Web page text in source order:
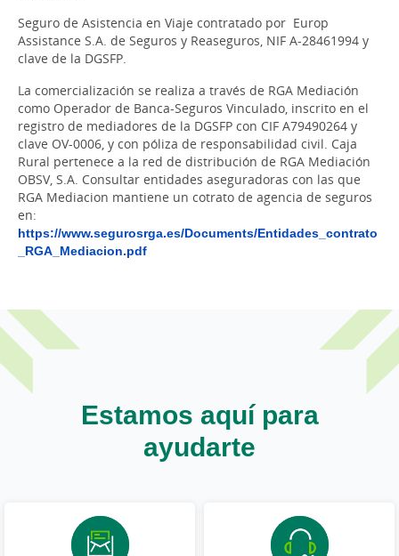
Seguro de Asistencia en Viaje contratado por Europ
Assistance S.A. de Seguros y Reaseguros, NIF A-28461994 y
clave de la DGSFP.
La comercialización se realiza a través de RGA Mediación
como Operador de Banca-Seguros Vinculado, inscrito en el
registro de mediadores de la DGSFP con CIF A79490264 y
clave OV-0006, y con póliza de responsabilidad civil. Caja
Rural pertenece a la red de distribución de RGA Mediación
OBSV, S.A. Consultar entidades aseguradoras con las que
RGA Mediacion mantiene un cotrato de agencia de seguros
en:
https://www.segurosrga.es/Documents/Entidades_contrato
_RGA_Mediacion.pdf
Estamos aquí para
ayudarte